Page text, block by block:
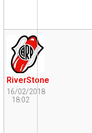
RiverStone
16/02/2018
18:02